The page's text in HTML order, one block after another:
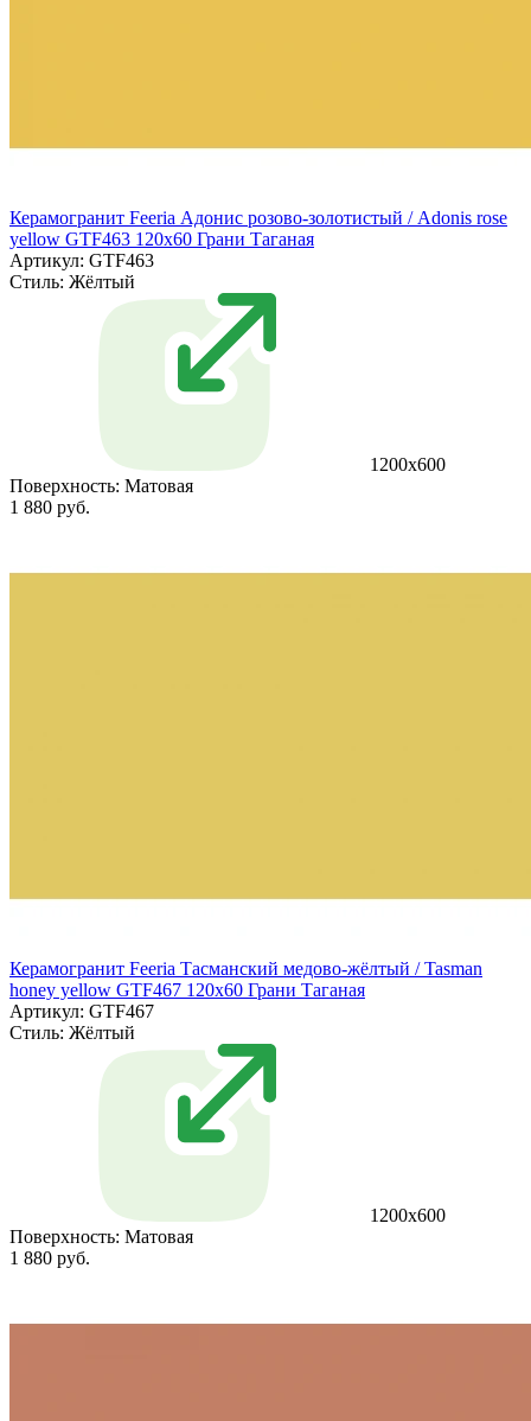
Керамогранит Feeria Адонис розово‑золотистый / Adonis rose
yellow GTF463 120х60 Грани Таганая
Артикул: GTF463
Стиль: Жёлтый
1200х600
Поверхность: Матовая
1 880 руб.
Керамогранит Feeria Тасманский медово‑жёлтый / Tasman
honey yellow GTF467 120х60 Грани Таганая
Артикул: GTF467
Стиль: Жёлтый
1200х600
Поверхность: Матовая
1 880 руб.